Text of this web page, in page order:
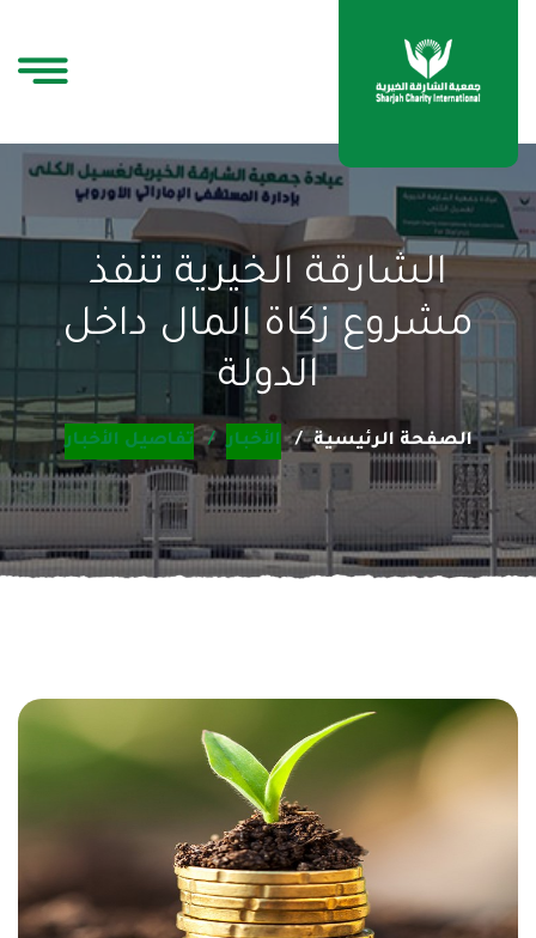
الشارقة الخيرية تنفذ
مشروع زكاة المال داخل
الدولة
الصفحة الرئيسية الأخبار تفاصيل الأخبار